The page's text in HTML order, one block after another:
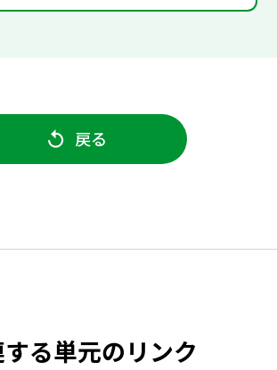
戻る
る単元のリンク